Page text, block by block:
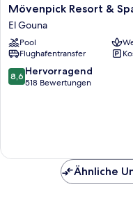
Mövenpick
Resort
&
Spa
El
Gouna
El
Mövenpick Resort &
El Gouna
Pool
Flughafentransfer
8.6
von
8,6 Hervorragend
518 Bewertungen
Ähnliche